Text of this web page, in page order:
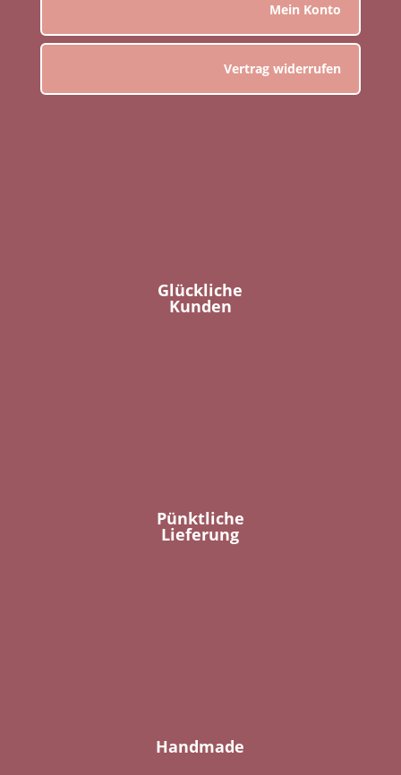
Mein Konto
Vertrag widerrufen
Glückliche
Kunden
Pünktliche
Lieferung
Handmade